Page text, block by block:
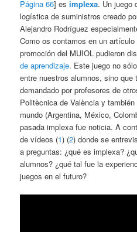
Página 66] esimplexa. Un juego
logística de suministros creado
Alejandro Rodríguez
Como os contamos en un
promoción del MUIOL pudieron
de aprendizaje. Este juego no
entre nuestros alumnos, sino que
demandado por profesores de
Politècnica de València y
mundo (Argentina, México,
pasada implexa fue noticia. A
de vídeos (1) (2) donde se
a preguntas: ¿qué es implexa?
alumnos? ¿qué tal fue la
juegos en el futuro?